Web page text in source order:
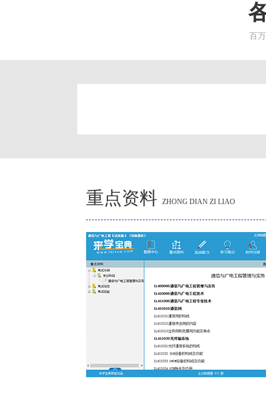
百
重点资料 ZHONG DIAN ZI LIAO